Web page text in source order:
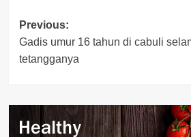
Post
navigation
Previous:
Gadis umur 16 tahun di cabuli
tetangganya